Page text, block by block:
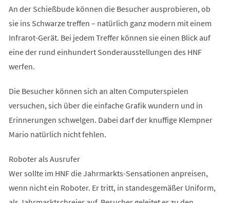
An der Schießbude können die Besucher ausprobieren, ob
sie ins Schwarze treffen – natürlich ganz modern mit einem
Infrarot-Gerät. Bei jedem Treffer können sie einen Blick auf
eine der rund einhundert Sonderausstellungen des HNF
werfen.
Die Besucher können sich an alten Computerspielen
versuchen, sich über die einfache Grafik wundern und in
Erinnerungen schwelgen. Dabei darf der knuffige Klempner
Mario natürlich nicht fehlen.
Roboter als Ausrufer
Wer sollte im HNF die Jahrmarkts-Sensationen anpreisen,
wenn nicht ein Roboter. Er tritt, in standesgemäßer Uniform,